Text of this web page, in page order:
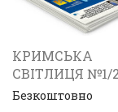
КРИМСЬКА
СВІТЛИЦЯ №1/
Безкоштовно